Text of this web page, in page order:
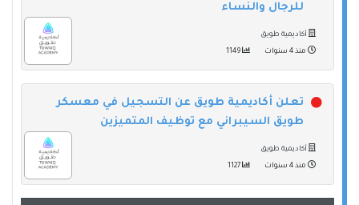
للرجال والنساء
أكاديمية طويق
منذ 4 سنوات
تعلن أكاديمية طويق عن التسجيل في معسكر
طويق السيبراني مع توظيف المتميزين
أكاديمية طويق
منذ 4 سنوات